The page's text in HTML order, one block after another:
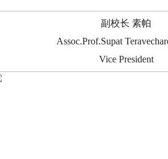
副校长 素帕
Assoc.Prof.Supat
Vice President